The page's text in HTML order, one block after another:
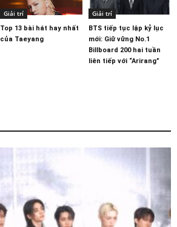
Giải trí
Top 13 bài hát hay nhất
của Taeyang
Giải trí
BTS tiếp tục lập kỷ lục
mới: Giữ vững No.1
Billboard 200 hai tuần
liên tiếp với “Arirang”